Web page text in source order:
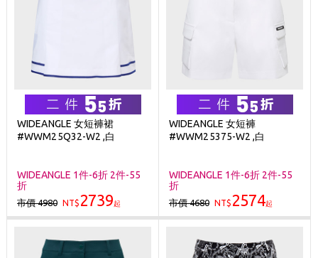
WIDEANGLE 女短褲裙
#WWM25Q32-W2 ,白
WIDEANGLE 1件-6折 2件-55
折
市價 4980 NT$ 2739起
WIDEANGLE 女短褲
#WWM25375-W2 ,白
WIDEANGLE 1件-6折 2件-55
折
市價 4680 NT$ 2574起